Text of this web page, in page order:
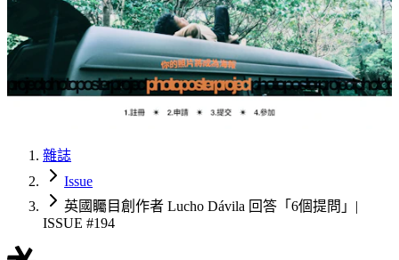
雜誌
Issue
英國矚目創作者 Lucho Dávila 回答「6個提問」|
ISSUE #194